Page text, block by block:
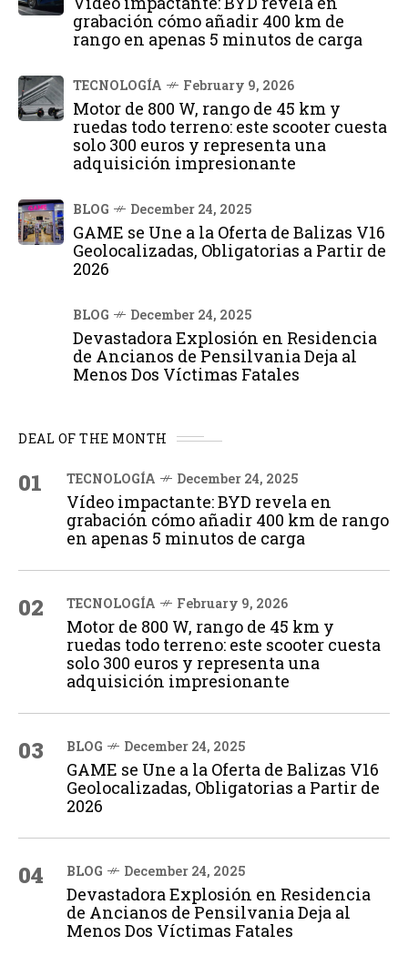
grabación cómo añadir 400 km de
rango en apenas 5 minutos de carga
TECNOLOGÍA February 9, 2026
Motor de 800 W, rango de 45 km y
ruedas todo terreno: este scooter cuesta
solo 300 euros y representa una
adquisición impresionante
BLOG December 24, 2025
GAME se Une a la Oferta de Balizas V16
Geolocalizadas, Obligatorias a Partir de
2026
BLOG December 24, 2025
Devastadora Explosión en Residencia
de Ancianos de Pensilvania Deja al
Menos Dos Víctimas Fatales
DEAL OF THE MONTH
01 TECNOLOGÍA December 24, 2025
Vídeo impactante: BYD revela en
grabación cómo añadir 400 km de rango
en apenas 5 minutos de carga
02 TECNOLOGÍA February 9, 2026
Motor de 800 W, rango de 45 km y
ruedas todo terreno: este scooter cuesta
solo 300 euros y representa una
adquisición impresionante
03 BLOG December 24, 2025
GAME se Une a la Oferta de Balizas V16
Geolocalizadas, Obligatorias a Partir de
2026
04 BLOG December 24, 2025
Devastadora Explosión en Residencia
de Ancianos de Pensilvania Deja al
Menos Dos Víctimas Fatales